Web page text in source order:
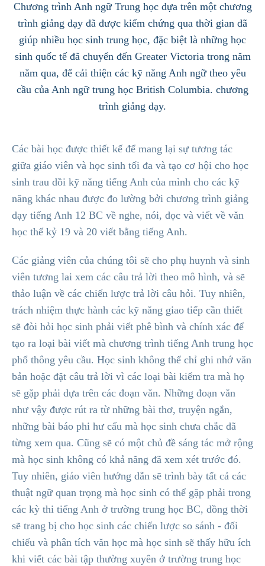
Chương trình Anh ngữ Trung học dựa trên một chương
trình giảng dạy đã được kiểm chứng qua thời gian đã
giúp nhiều học sinh trung học, đặc biệt là những học
sinh quốc tế đã chuyển đến Greater Victoria trong năm
năm qua, để cải thiện các kỹ năng Anh ngữ theo yêu
cầu của Anh ngữ trung học British Columbia. chương
trình giảng dạy.
Các bài học được thiết kế để mang lại sự tương tác
giữa giáo viên và học sinh tối đa và tạo cơ hội cho học
sinh trau dồi kỹ năng tiếng Anh của mình cho các kỹ
năng khác nhau được đo lường bởi chương trình giảng
dạy tiếng Anh 12 BC về nghe, nói, đọc và viết về văn
học thế kỷ 19 và 20 viết bằng tiếng Anh.
Các giảng viên của chúng tôi sẽ cho phụ huynh và sinh
viên tương lai xem các câu trả lời theo mô hình, và sẽ
thảo luận về các chiến lược trả lời câu hỏi. Tuy nhiên,
trách nhiệm thực hành các kỹ năng giao tiếp cần thiết
sẽ đòi hỏi học sinh phải viết phê bình và chính xác để
tạo ra loại bài viết mà chương trình tiếng Anh trung học
phổ thông yêu cầu. Học sinh không thể chỉ ghi nhớ văn
bản hoặc đặt câu trả lời vì các loại bài kiểm tra mà họ
sẽ gặp phải dựa trên các đoạn văn. Những đoạn văn
như vậy được rút ra từ những bài thơ, truyện ngắn,
những bài báo phi hư cấu mà học sinh chưa chắc đã
từng xem qua. Cũng sẽ có một chủ đề sáng tác mở rộng
mà học sinh không có khả năng đã xem xét trước đó.
Tuy nhiên, giáo viên hướng dẫn sẽ trình bày tất cả các
thuật ngữ quan trọng mà học sinh có thể gặp phải trong
các kỳ thi tiếng Anh ở trường trung học BC, đồng thời
sẽ trang bị cho học sinh các chiến lược so sánh - đối
chiếu và phân tích văn học mà học sinh sẽ thấy hữu ích
khi viết các bài tập thường xuyên ở trường trung học